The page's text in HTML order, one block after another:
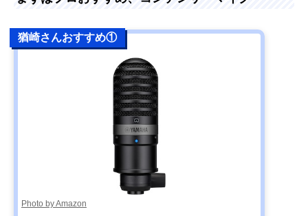
猶崎さんおすすめ①
Photo by Amazon